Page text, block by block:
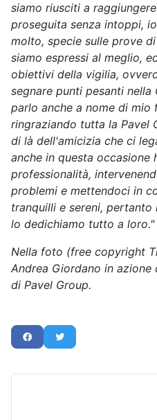
siamo riusciti a
proseguita senza intoppi,
molto, specie sulle prove
siamo espressi al meglio,
obiettivi della vigilia,
segnare punti pesanti nella
parlo anche a nome di mio
ringraziando tutta la Pavel
di là dell'amicizia che ci
anche in questa occasione
professionalità,
problemi e mettendoci in
tranquilli e sereni,
lo dedichiamo tutto a loro."
Nella foto (free copyright
Andrea Giordano in azione
di Pavel Group.